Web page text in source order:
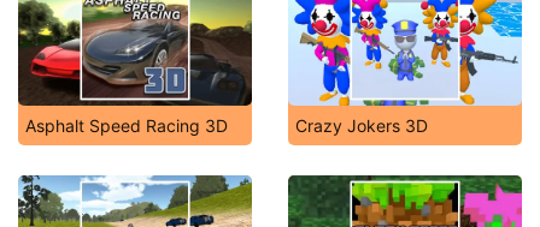
Asphalt Speed Racing 3D Crazy Jokers 3D